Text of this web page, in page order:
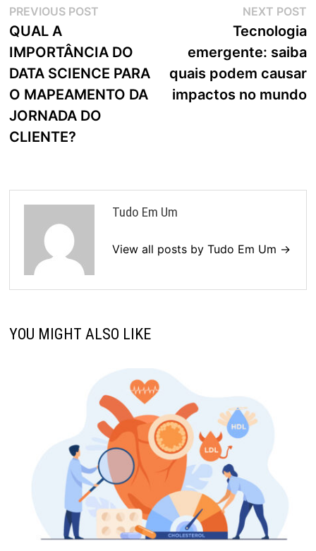
Navegação
de
Post
PREVIOUS POSTPrevious
QUAL A
IMPORTÂNCIA DO
DATA SCIENCE PARA
O MAPEAMENTO DA
JORNADA DO
CLIENTE?
NEXT POST
Tecnologia
emergente: saiba
quais podem causar
impactos no mundo
Tudo Em Um
View all posts by Tudo Em Um →
YOU MIGHT ALSO LIKE